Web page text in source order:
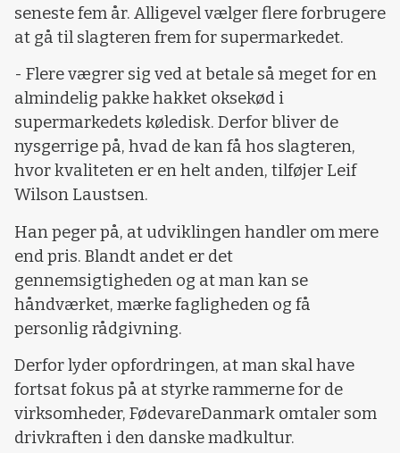
seneste fem år. Alligevel vælger flere forbrugere
at gå til slagteren frem for supermarkedet.
- Flere vægrer sig ved at betale så meget for en
almindelig pakke hakket oksekød i
supermarkedets køledisk. Derfor bliver de
nysgerrige på, hvad de kan få hos slagteren,
hvor kvaliteten er en helt anden, tilføjer Leif
Wilson Laustsen.
Han peger på, at udviklingen handler om mere
end pris. Blandt andet er det
gennemsigtigheden og at man kan se
håndværket, mærke fagligheden og få
personlig rådgivning.
Derfor lyder opfordringen, at man skal have
fortsat fokus på at styrke rammerne for de
virksomheder, FødevareDanmark omtaler som
drivkraften i den danske madkultur.